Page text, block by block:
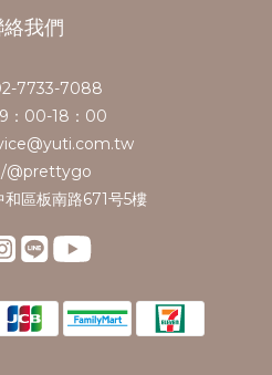
我們
7733-7088
：00-18：00
@prettygo
區板南路671号5樓